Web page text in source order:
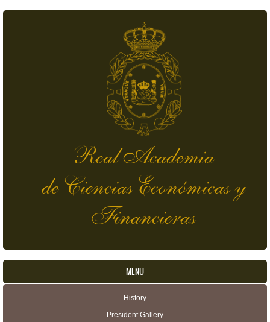
Real Academia
de Ciencias Económicas y
Financieras
MENU
History
President Gallery